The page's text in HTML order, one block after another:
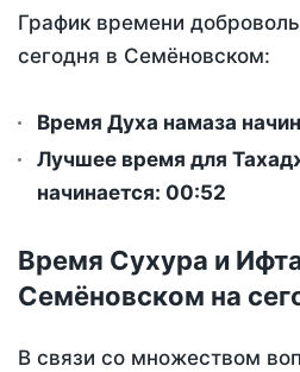
График времени
сегодня в Семёновском:
Время Духа намаза
Лучшее время для
начинается: 00:52
Время Сухура и
Семёновском на
В связи со множеством